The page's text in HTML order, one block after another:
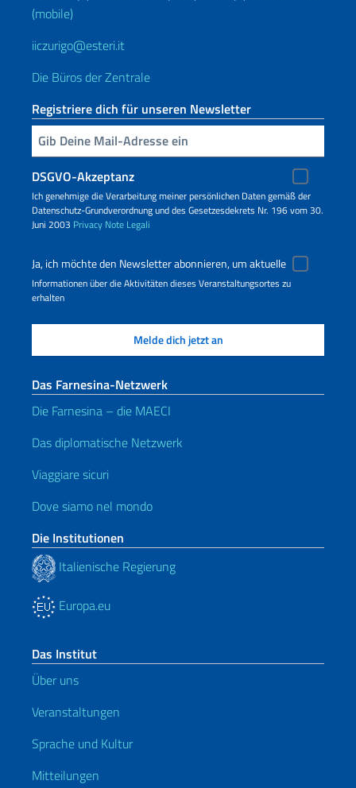
(mobile)
iiczurigo@esteri.it
Die Büros der Zentrale
Registriere dich für unseren Newsletter
Geben Sie Ihre E-Mail ein
DSGVO-Akzeptanz
Ich genehmige die Verarbeitung meiner persönlichen Daten gemäß der
Datenschutz-Grundverordnung und des Gesetzesdekrets Nr. 196 vom 30.
Juni 2003 Privacy Note Legali
Ja, ich möchte den Newsletter abonnieren, um aktuelle
Informationen über die Aktivitäten dieses Veranstaltungsortes zu
erhalten
Das Farnesina-Netzwerk
Die Farnesina – die MAECI
Das diplomatische Netzwerk
Viaggiare sicuri
Dove siamo nel mondo
Die Institutionen
Italienische Regierung
Europa.eu
Das Institut
Über uns
Veranstaltungen
Sprache und Kultur
Mitteilungen